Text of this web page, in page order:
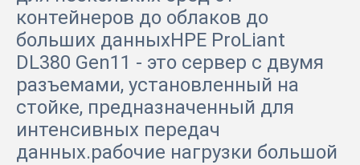
контейнеров до облаков до
больших данныхHPE ProLiant
DL380 Gen11 - это сервер с двумя
разъемами, установленный на
стойке, предназначенный для
интенсивных передач
данных.рабочие нагрузки большой